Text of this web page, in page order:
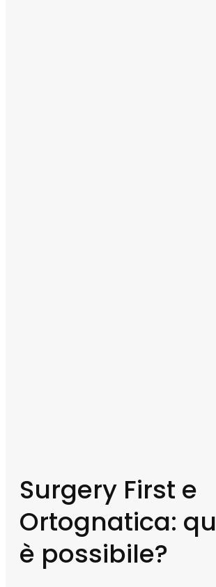
Surgery First e
Ortognatica:
è possibile?